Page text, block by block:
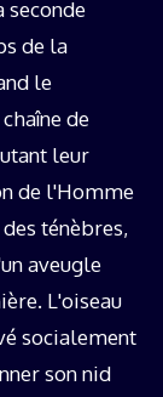
seconde
de la
le
de
leur
de l'Homme
ténèbres,
aveugle
L'oiseau
socialement
son nid